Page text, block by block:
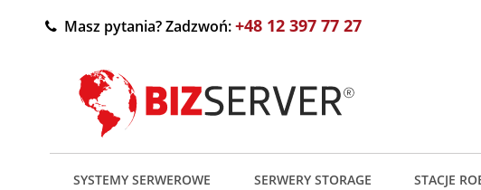
Masz pytania? Zadzwoń:+48 12 397 77 27
SYSTEMY SERWEROWE SERWERY STORAGE STACJE